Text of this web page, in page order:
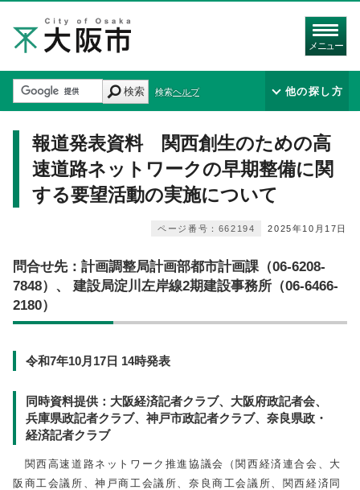
メニュー
検索 検索ヘルプ 他の探し方
報道発表資料 関西創生のための高
速道路ネットワークの早期整備に関
する要望活動の実施について
2025年10月17日
ページ番号：662194
問合せ先：計画調整局計画部都市計画課（06-6208-
7848）、 建設局淀川左岸線2期建設事務所（06-6466-
2180）
令和7年10月17日 14時発表
同時資料提供：大阪経済記者クラブ、大阪府政記者会、
兵庫県政記者クラブ、神戸市政記者クラブ、奈良県政・
経済記者クラブ
関西高速道路ネットワーク推進協議会（関西経済連合会、大
阪商工会議所、神戸商工会議所、奈良商工会議所、関西経済同